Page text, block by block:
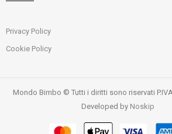
Privacy Policy
Cookie Policy
Mondo Bimbo © Tutti i diritti sono riservati
Developed by Noskip